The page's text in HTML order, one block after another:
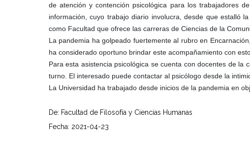
de atención y contención psicológica para los trabajadores
información, cuyo trabajo diario involucra, desde que estalló
como Facultad que ofrece las carreras de Ciencias de la
La pandemia ha golpeado fuertemente al rubro en
ha considerado oportuno brindar este acompañamiento con
Para esta asistencia psicológica se cuenta con docentes de
turno. El interesado puede contactar al psicólogo desde la
La Universidad ha trabajado desde inicios de la pandemia en
De: Facultad de Filosofía y Ciencias Humanas
Fecha: 2021-04-23